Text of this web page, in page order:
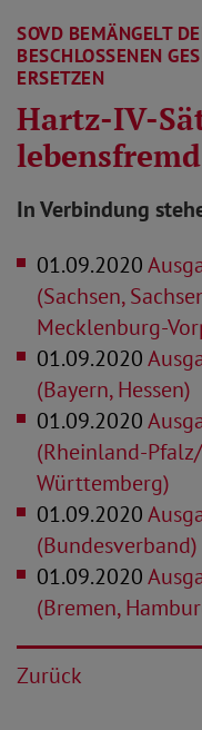
SOVD BEMÄNGELT
BESCHLOSSENEN
ERSETZEN
Hartz-IV-
lebensfremd
In Verbindung
01.09.2020
(Sachsen,
Mecklenburg-
01.09.2020
(Bayern, Hessen)
01.09.2020
(Rheinland-
Württemberg)
01.09.2020
(Bundesverband)
01.09.2020
(Bremen,
Zurück